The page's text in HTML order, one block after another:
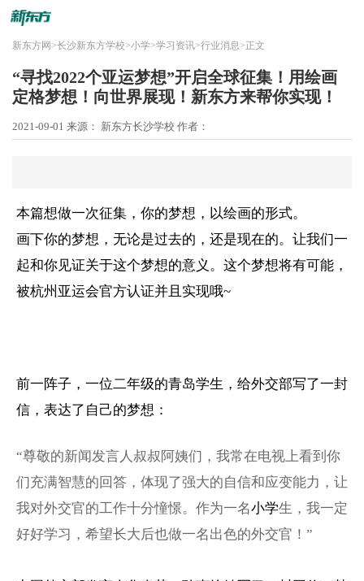
新东方网 >长沙新东方学校>小学>学习资讯>行业消息>正文
“寻找2022个亚运梦想”开启全球征集！用绘画
定格梦想！向世界展现！新东方来帮你实现！
2021-09-01 来源： 新东方长沙学校 作者：
本篇想做一次征集，你的梦想，以绘画的形式。
画下你的梦想，无论是过去的，还是现在的。让我们一
起和你见证关于这个梦想的意义。这个梦想将有可能，
被杭州亚运会官方认证并且实现哦~
前一阵子，一位二年级的青岛学生，给外交部写了一封
信，表达了自己的梦想：
“尊敬的新闻发言人叔叔阿姨们，我常在电视上看到你
们充满智慧的回答，体现了强大的自信和应变能力，让
我对外交官的工作十分憧憬。作为一名小学生，我一定
好好学习，希望长大后也做一名出色的外交官！”